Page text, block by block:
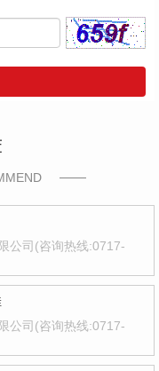
公司(咨询热线:0717-
公司(咨询热线:0717-